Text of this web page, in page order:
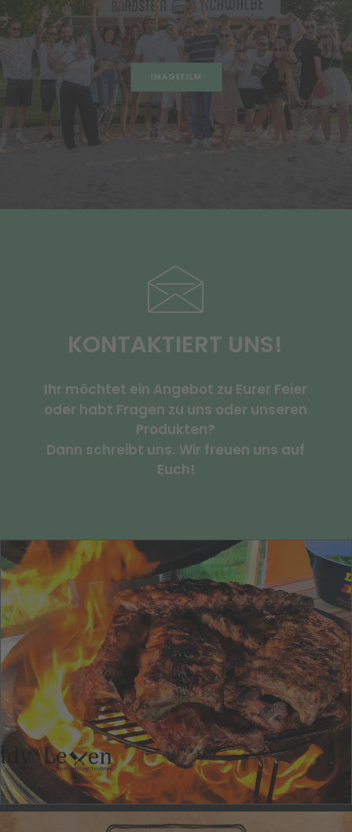
IMAGEFILM
KONTAKTIERT UNS!
Ihr möchtet ein Angebot zu Eurer Feier
oder habt Fragen zu uns oder unseren
Produkten?
Dann schreibt uns. Wir freuen uns auf
Euch!